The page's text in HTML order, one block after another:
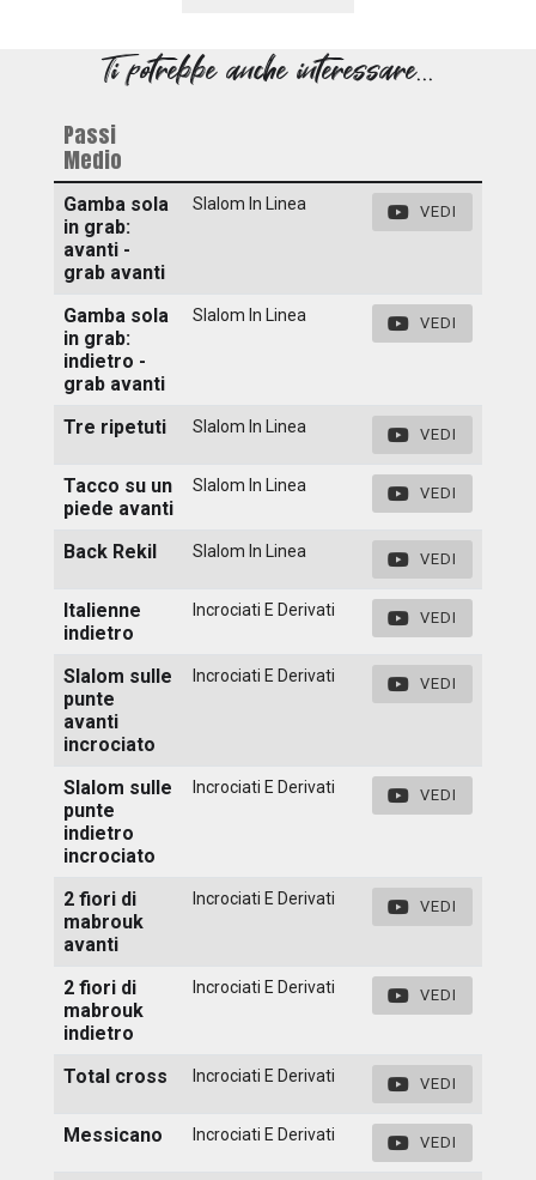
Ti potrebbe anche interessare...
Passi
Medio
Gamba sola
in grab:
avanti -
grab avanti
Slalom In Linea VEDI
Gamba sola
in grab:
indietro -
grab avanti
Slalom In Linea VEDI
Tre ripetuti Slalom In Linea VEDI
Tacco su un
piede avanti
Slalom In Linea VEDI
Back Rekil Slalom In Linea VEDI
Italienne
indietro
Incrociati E Derivati VEDI
Slalom sulle
punte
avanti
incrociato
Incrociati E Derivati VEDI
Slalom sulle
punte
indietro
incrociato
Incrociati E Derivati VEDI
2 fiori di
mabrouk
avanti
Incrociati E Derivati VEDI
2 fiori di
mabrouk
indietro
Incrociati E Derivati VEDI
Total cross Incrociati E Derivati VEDI
Messicano Incrociati E Derivati VEDI